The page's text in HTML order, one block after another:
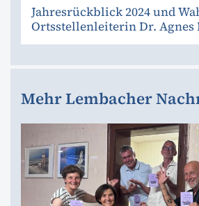
Jahresrückblick 2024 und
Ortsstellenleiterin Dr. Agnes
Mehr Lembacher